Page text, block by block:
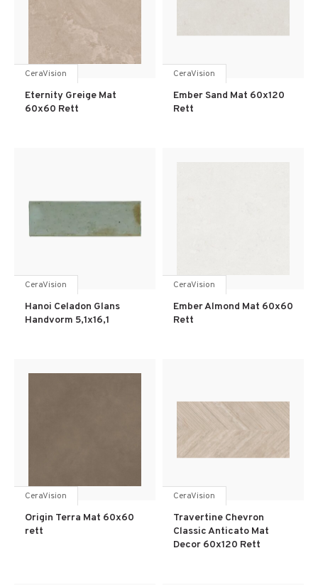
CeraVision
Eternity Greige Mat
60x60 Rett
CeraVision
Ember Sand Mat 60x120
Rett
CeraVision
Hanoi Celadon Glans
Handvorm 5,1x16,1
CeraVision
Ember Almond Mat 60x60
Rett
CeraVision
Origin Terra Mat 60x60
rett
CeraVision
Travertine Chevron
Classic Anticato Mat
Decor 60x120 Rett